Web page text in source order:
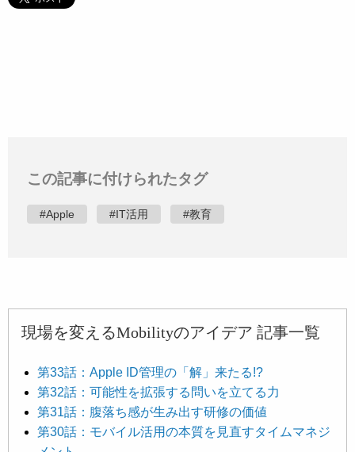
この記事に付けられたタグ
#Apple #IT活用 #教育
現場を変えるMobilityのアイデア 記事一覧
第33話：Apple ID管理の「解」来たる!?
第32話：可能性を拡張する問いを立てる力
第31話：腹落ち感が生み出す研修の価値
第30話：モバイル活用の本質を見直すタイムマネジ